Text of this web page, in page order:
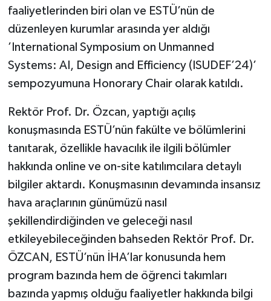
faaliyetlerinden biri olan ve ESTÜ’nün de
düzenleyen kurumlar arasında yer aldığı
’International Symposium on Unmanned
Systems: AI, Design and Efficiency (ISUDEF’24)’
sempozyumuna Honorary Chair olarak katıldı.
Rektör Prof. Dr. Özcan, yaptığı açılış
konuşmasında ESTÜ’nün fakülte ve bölümlerini
tanıtarak, özellikle havacılık ile ilgili bölümler
hakkında online ve on-site katılımcılara detaylı
bilgiler aktardı. Konuşmasının devamında insansız
hava araçlarının günümüzü nasıl
şekillendirdiğinden ve geleceği nasıl
etkileyebileceğinden bahseden Rektör Prof. Dr.
ÖZCAN, ESTÜ’nün İHA’lar konusunda hem
program bazında hem de öğrenci takımları
bazında yapmış olduğu faaliyetler hakkında bilgi